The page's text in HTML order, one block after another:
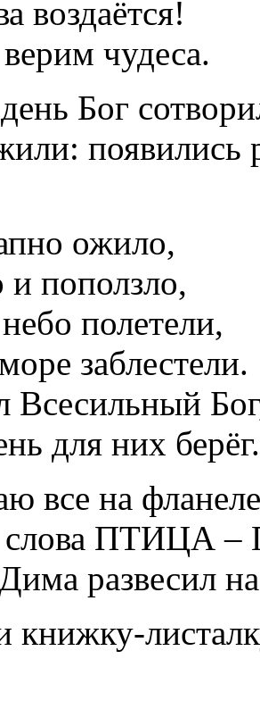
воздаётся!
чудеса.
Бог
ожило,
поползло,
полетели,
заблестели.
Всесильный
для них берёг.
все на
слова ПТИЦА
развесил
книжку-